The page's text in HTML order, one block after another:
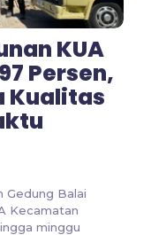
KUA
Persen,
Kualitas
Gedung Balai
Kecamatan
minggu